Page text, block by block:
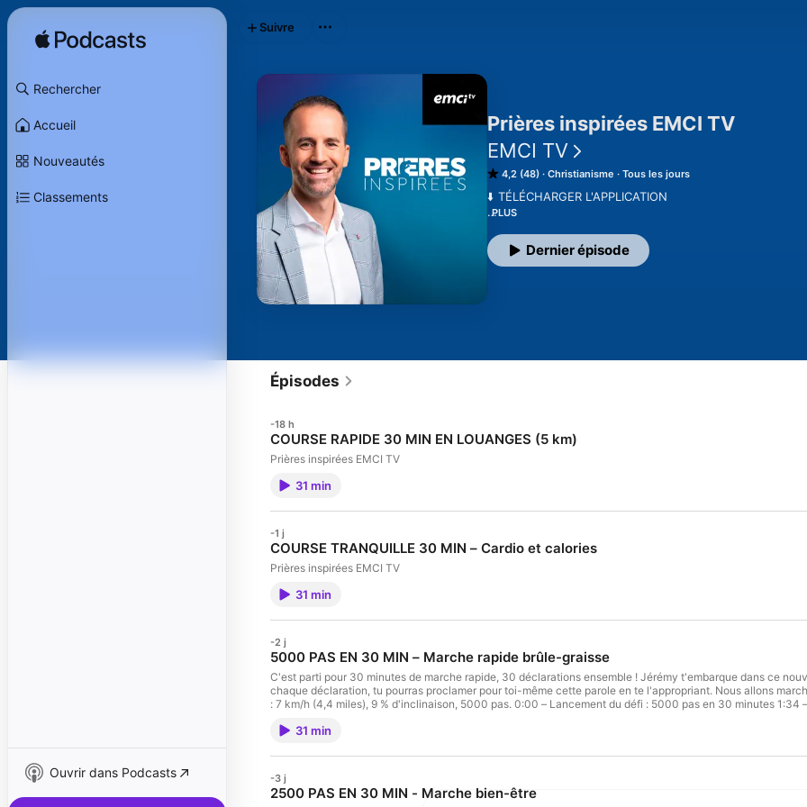
Rechercher
Accueil
Nouveautés
Classements
Ouvrir dans Podcasts
Prières inspirées EMCI TV
EMCI TV
4,2 (48) Christianisme Tous les jours
⬇️ TÉLÉCHARGER L'APPLICATION
Dieu, par la prière, des encouragements et des chants.
et diffusée chaque jour sur EMCI TV, les dizaines de
PLUS
Dernier épisode
Suivre
Épisodes
-18 h
COURSE RAPIDE 30 MIN EN LOUANGES (5 km)
Prières inspirées EMCI TV
31 min
-1 j
COURSE TRANQUILLE 30 MIN – Cardio et calories
Prières inspirées EMCI TV
31 min
-2 j
5000 PAS EN 30 MIN – Marche rapide brûle-graisse
C'est parti pour 30 minutes de marche rapide, 30 déclarations ensemble ! Jérémy t'embarque dans ce
chaque déclaration, tu pourras proclamer pour toi-même cette parole en te l'appropriant. Nous allons
: 7 km/h (4,4 miles), 9 % d'inclinaison, 5000 pas. 0:00 – Lancement du défi : 5000 pas en 30 minutes 1:34
31 min
-3 j
2500 PAS EN 30 MIN - Marche bien-être